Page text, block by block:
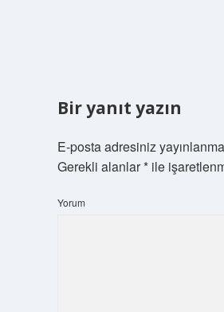
Bir yanıt yazın
E-posta adresiniz
Gerekli alanlar*ile
Yorum